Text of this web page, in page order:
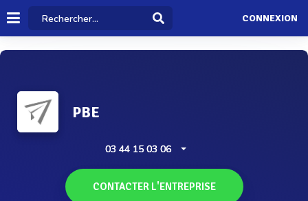
CONNEXION
PBE
03 44 15 03 06
CONTACTER L'ENTREPRISE